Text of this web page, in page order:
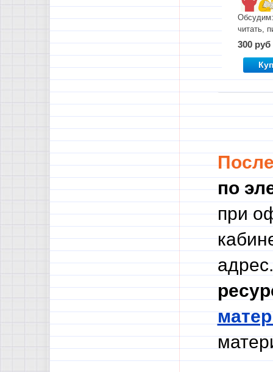
читать,
говорить
300 руб
по
при